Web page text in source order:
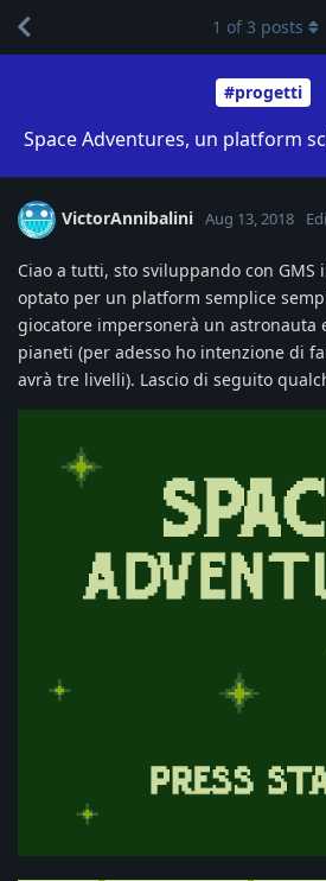
#progetti
Space Adventures, un platform
1 of3 posts
VictorAnnibalini Aug 13, 2018
Ciao a tutti, sto sviluppando con
optato per un platform semplice
giocatore impersonerà un astronauta
pianeti (per adesso ho intenzione di
avrà tre livelli). Lascio di seguito